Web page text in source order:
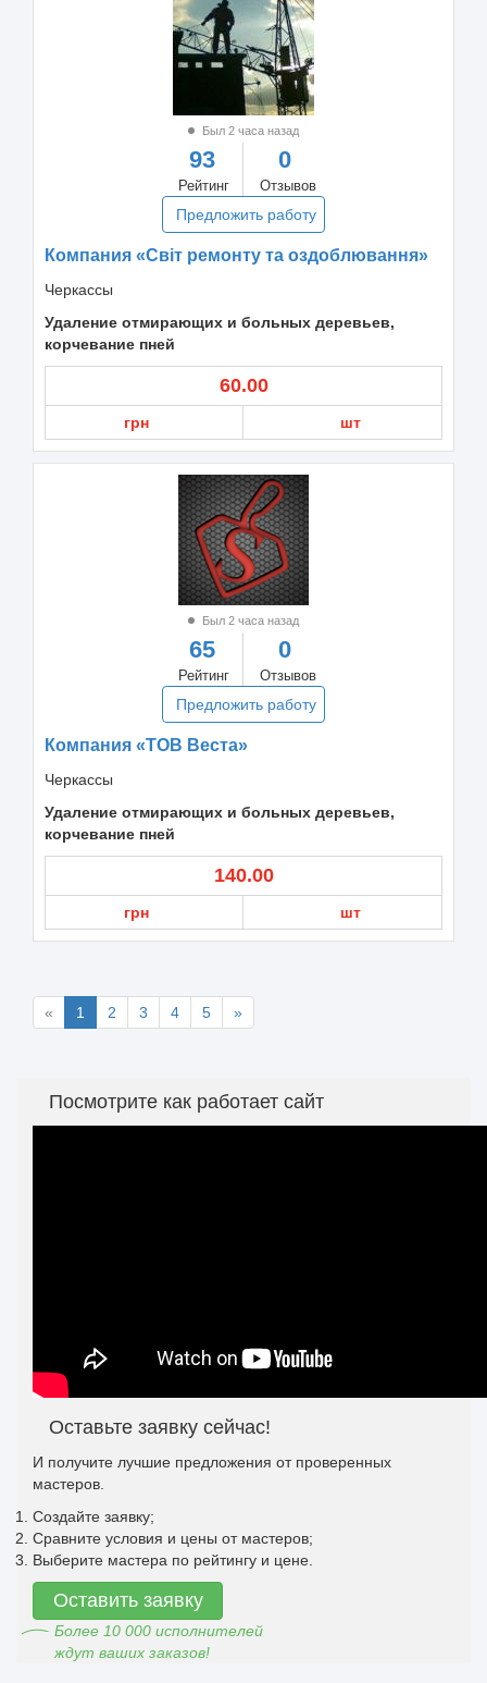
Был 2 часа назад
93
Рейтинг
0
Отзывов
Предложить работу
Компания «Світ ремонту та оздоблювання»
Черкассы
Удаление отмирающих и больных деревьев,
корчевание пней
60.00
грн шт
Был 2 часа назад
65
Рейтинг
0
Отзывов
Предложить работу
Компания «ТОВ Веста»
Черкассы
Удаление отмирающих и больных деревьев,
корчевание пней
140.00
грн шт
« 1 2 3 4 5 »
Посмотрите как работает сайт
Оставьте заявку сейчас!
И получите лучшие предложения от проверенных
мастеров.
Создайте заявку;
Сравните условия и цены от мастеров;
Выберите мастера по рейтингу и цене.
Оставить заявку
Более 10 000 исполнителей
ждут ваших заказов!